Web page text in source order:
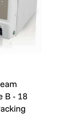
B - 18